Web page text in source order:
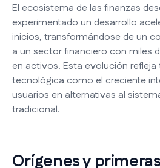
El ecosistema de las finanzas
experimentado un desarrollo
inicios, transformándose de un
a un sector financiero con miles
en activos. Esta evolución
tecnológica como el creciente
usuarios en alternativas al
tradicional.
Orígenes y